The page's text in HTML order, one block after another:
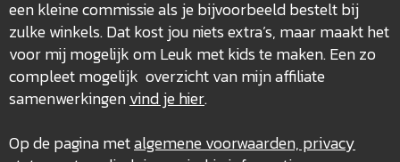
een kleine commissie als je bijvoorbeeld bestelt bij
zulke winkels. Dat kost jou niets extra’s, maar maakt het
voor mij mogelijk om Leuk met kids te maken. Een zo
compleet mogelijk overzicht van mijn affiliate
samenwerkingenvind je hier.
Op de pagina metalgemene voorwaarden, privacy